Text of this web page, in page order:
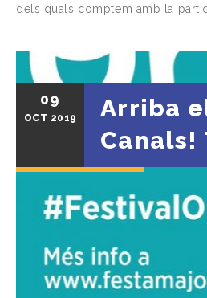
dels quals comptem amb la
09
OCT 2019
Arriba
Canals!